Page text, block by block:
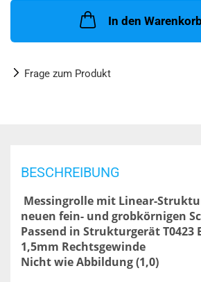
In den Warenkorb
Frage zum Produkt
BESCHREIBUNG
Messingrolle mit Linear-
neuen fein- und grobkörnigen
Passend in Strukturgerät T0423
1,5mm Rechtsgewinde
Nicht wie Abbildung (1,0)